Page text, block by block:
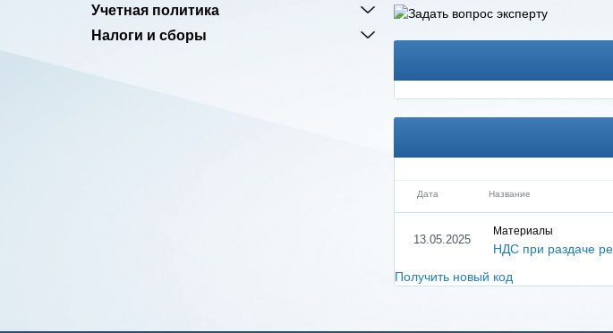
Учетная политика
Налоги и сборы
Дата Название
13.05.2025
Материалы
НДС при раздаче
Получить новый код